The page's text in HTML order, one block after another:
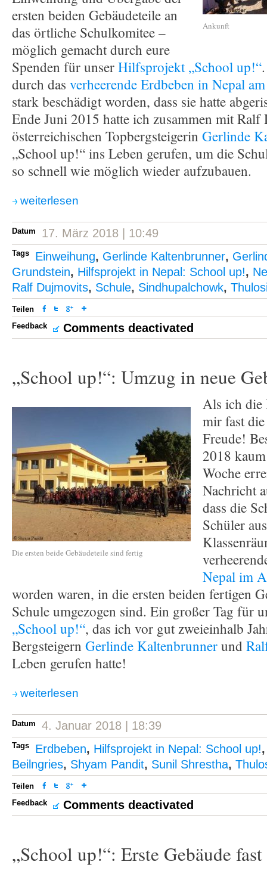
Ankunft
ersten beiden Gebäudeteile an
das örtliche Schulkomitee –
möglich gemacht durch eure
Spenden für unserHilfsprojekt „School up!“
durch das verheerende Erdbeben in Nepal
stark beschädigt worden, dass sie hatte
Ende Juni 2015 hatte ich zusammen mit
österreichischen Topbergsteigerin Gerlinde
„School up!“ ins Leben gerufen, um die
so schnell wie möglich wieder aufzubauen.
weiterlesen
Datum 17. März 2018 | 10:49
Tags Einweihung, Gerlinde Kaltenbrunner,
Grundstein, Hilfsprojekt in Nepal: School up!,
Ralf Dujmovits, Schule, Sindhupalchowk,
Teilen
Feedback
Comments deactivated
„School up!“: Umzug in neue
Die ersten beide Gebäudeteile sind fertig
Als ich die
mir fast
Freude!
2018
Woche
Nachricht
dass die
Schüler
Nepal im
worden waren, in die ersten beiden fertigen
Schule umgezogen sind. Ein großer Tag für
„School up!“, das ich vor gut zweieinhalb
Bergsteigern Gerlinde Kaltenbrunnerund
Leben gerufen hatte!
weiterlesen
Datum 4. Januar 2018 | 18:39
Tags Erdbeben, Hilfsprojekt in Nepal: School up!
Beilngries, Shyam Pandit, Sunil Shrestha,
Teilen
Feedback
Comments deactivated
„School up!“: Erste Gebäude